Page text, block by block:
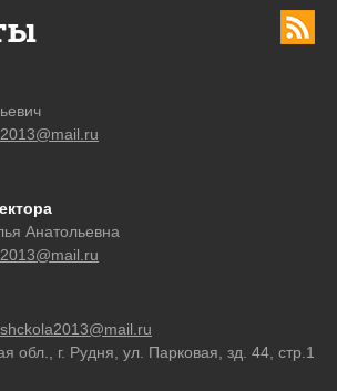
Анатольевна
обл., г. Рудня, ул. Парковая, зд. 44, стр.1